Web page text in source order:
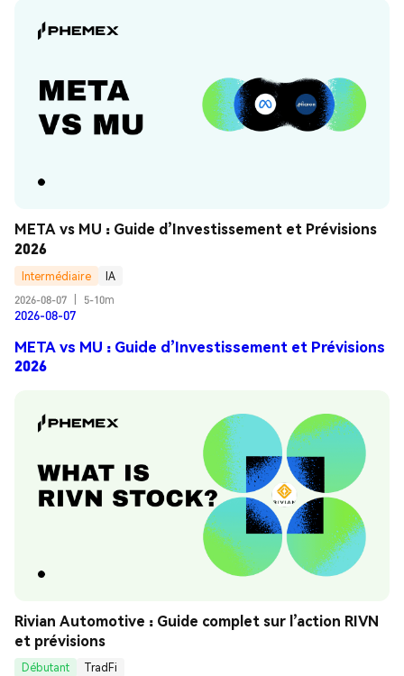
META vs MU : Guide d’Investissement et Prévisions
2026
Intermédiaire
IA
2026-08-07
5-10m
2026-08-07
META vs MU : Guide d’Investissement et Prévisions
2026
Rivian Automotive : Guide complet sur l’action RIVN
et prévisions
Débutant
TradFi